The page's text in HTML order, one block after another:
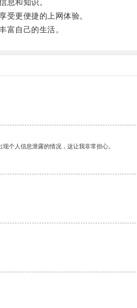
息和知识。
更便捷的上网体验。
自己的生活。
个人信息泄露的情况，这让我非常担心。